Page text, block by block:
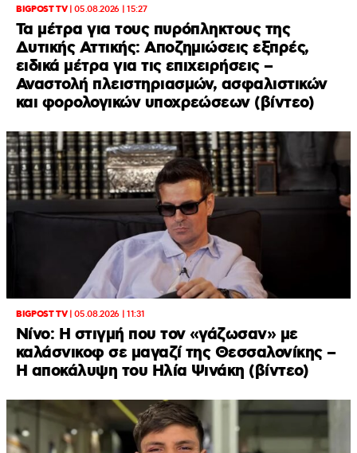
BIGPOST TV|05.08.2026 | 15:27
Τα μέτρα για τους πυρόπληκτους της
Δυτικής Αττικής: Αποζημιώσεις εξπρές,
ειδικά μέτρα για τις επιχειρήσεις –
Αναστολή πλειστηριασμών, ασφαλιστικών
και φορολογικών υποχρεώσεων (βίντεο)
BIGPOST TV|05.08.2026 | 11:31
Νίνο: Η στιγμή που τον «γάζωσαν» με
καλάσνικοφ σε μαγαζί της Θεσσαλονίκης –
Η αποκάλυψη του Ηλία Ψινάκη (βίντεο)